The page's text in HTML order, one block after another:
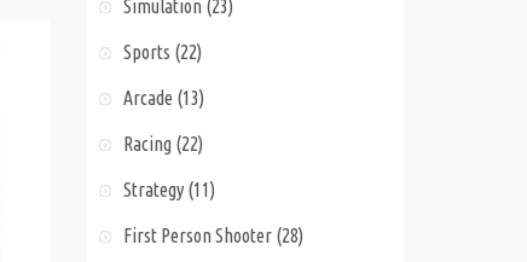
Simulation (23)
Sports (22)
Arcade (13)
Racing (22)
Strategy (11)
First Person Shooter (28)